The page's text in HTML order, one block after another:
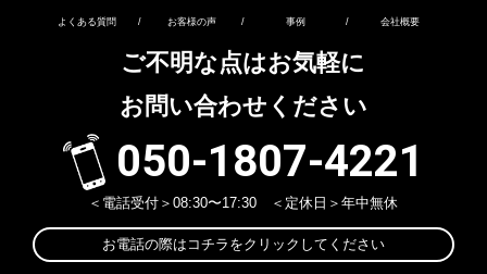
よくある質問 / お客様の声 / 事例 / 会社概要
ご不明な点はお気軽に
お問い合わせください
050-1807-4221
＜電話受付＞08:30〜17:30 ＜定休日＞年中無休
お電話の際はコチラをクリックしてください